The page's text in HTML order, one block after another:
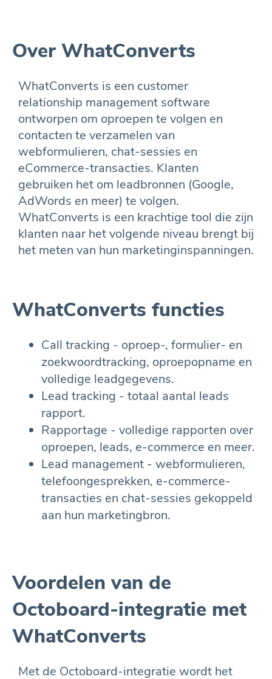
Over WhatConverts
WhatConverts is een customer
relationship management software
ontworpen om oproepen te volgen en
contacten te verzamelen van
webformulieren, chat-sessies en
eCommerce-transacties. Klanten
gebruiken het om leadbronnen (Google,
AdWords en meer) te volgen.
WhatConverts is een krachtige tool die zijn
klanten naar het volgende niveau brengt bij
het meten van hun marketinginspanningen.
WhatConverts functies
Call tracking - oproep-, formulier- en
zoekwoordtracking, oproepopname en
volledige leadgegevens.
Lead tracking - totaal aantal leads
rapport.
Rapportage - volledige rapporten over
oproepen, leads, e-commerce en meer.
Lead management - webformulieren,
telefoongesprekken, e-commerce-
transacties en chat-sessies gekoppeld
aan hun marketingbron.
Voordelen van de
Octoboard-integratie met
WhatConverts
Met de Octoboard-integratie wordt het